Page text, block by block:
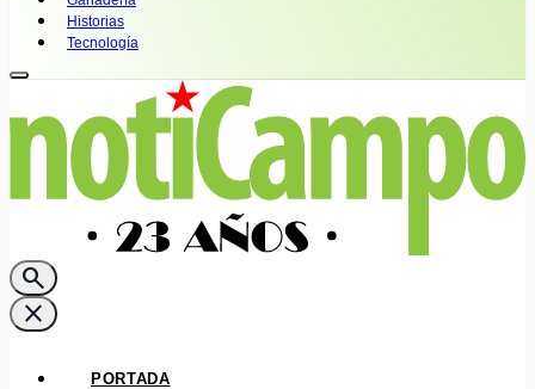
Historias
Tecnología
search
close
PORTADA